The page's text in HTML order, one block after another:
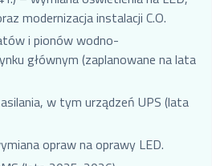
modernizacja instalacji C.O.
i pionów wodno-
głównym (zaplanowane na lata
w tym urządzeń UPS (lata
opraw na oprawy LED.